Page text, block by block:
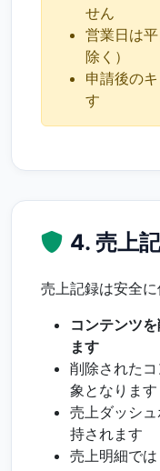
せん
営業日は
除く）
申請後の
す
4. 売上
売上記録は安全に
コンテンツ
ます
削除された
象となります
売上ダッシ
持されます
売上明細で